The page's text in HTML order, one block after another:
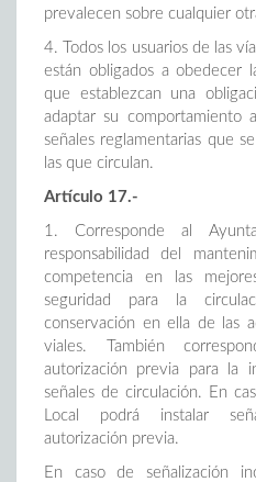
prevalecen sobre cualquier
4. Todos los usuarios de las
están obligados a obedecer
que establezcan una
adaptar su comportamiento
señales reglamentarias que
las que circulan.
Artículo 17.-
1. Corresponde al
responsabilidad del
competencia en las
seguridad para la
conservación en ella de las
viales. También
autorización previa para la
señales de circulación. En
Local podrá instalar
autorización previa.
En caso de señalización